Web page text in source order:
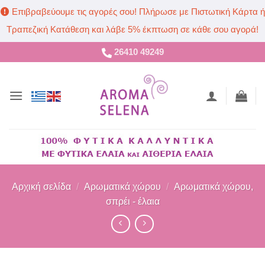
Επιβραβεύουμε τις αγορές σου! Πλήρωσε με Πιστωτική Κάρτα ή
Τραπεζική Κατάθεση και λάβε 5% έκπτωση σε κάθε σου αγορά!
στο
26410 49249
Αρχική σελίδα / Αρωματικά χώρου / Αρωματικά χώρου,
σπρέι - έλαια